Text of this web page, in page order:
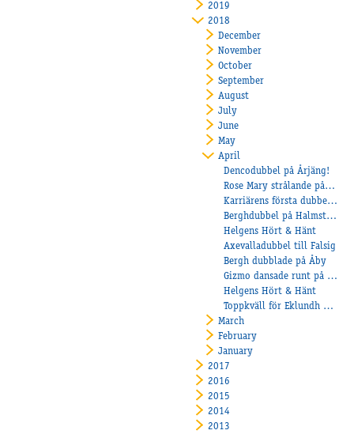
2019
2018
December
November
October
September
August
July
June
May
April
Dencodubbel på Årjäng!
Rose Mary strålande på Jägersro
Karriärens första dubbelseger för Isabella Bergh på Axevalla!
Berghdubbel på Halmstad!
Helgens Hört & Hänt
Axevalladubbel till Falsig
Bergh dubblade på Åby
Gizmo dansade runt på Solvalla
Helgens Hört & Hänt
Toppkväll för Eklundh på Örebro
March
February
January
2017
2016
2015
2014
2013